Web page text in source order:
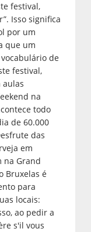
festival,
Isso significa
por um
que um
de
festival,
aulas
na
todo
de 60.000
das
em
na Grand
Bruxelas é
para
locais:
ao pedir a
s'il vous